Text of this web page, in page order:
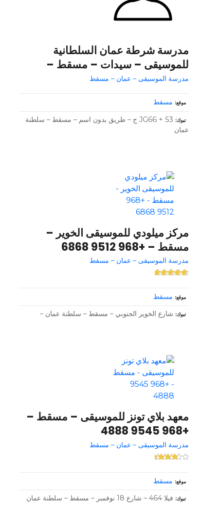
مدرسة شرطة عمان السلطانية
للموسيقى – سيدات – مسقط –
مدرسة الموسيقى – عمان – مسقط
موقع مسقط
تبوك
JG66 + 53 ج – طريق بدون اسم – مسقط – سلطنة
عمان
مركز ميلودي للموسيقى الخوير –
مسقط – +968 9512 6868
مدرسة الموسيقى – عمان – مسقط
موقع مسقط
تبوك شارع الخوير الجنوبي – مسقط – سلطنة عمان –
معهد بلاي تونز للموسيقى – مسقط –
+968 9545 4888
مدرسة الموسيقى – عمان – مسقط
موقع مسقط
تبوك فيلا 464 – شارع 18 نوفمبر – مسقط – سلطنة عمان